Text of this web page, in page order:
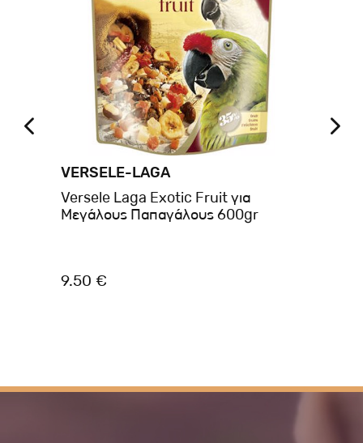
VERSELE-LAGA
Versele Laga Exotic Fruit για
Μεγάλους Παπαγάλους 600gr
9.50 €